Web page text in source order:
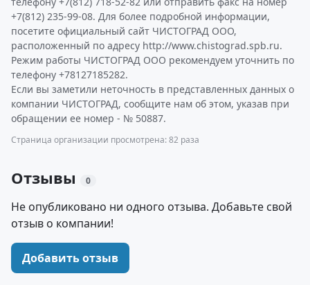
+7(812) 235-99-08. Для более подробной информации,
посетите официальный сайт ЧИСТОГРАД ООО,
расположенный по адресу http://www.chistograd.spb.ru.
Режим работы ЧИСТОГРАД ООО рекомендуем уточнить по
телефону +78127185282.
Если вы заметили неточность в представленных данных о
компании ЧИСТОГРАД, сообщите нам об этом, указав при
обращении ее номер - № 50887.
Страница организации просмотрена: 82 раза
Отзывы 0
Не опубликовано ни одного отзыва. Добавьте свой
отзыв о компании!
Добавить отзыв